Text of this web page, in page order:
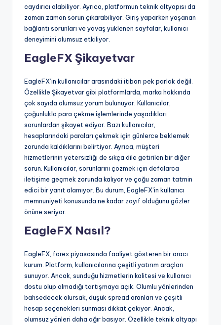
caydırıcı olabiliyor. Ayrıca, platformun teknik altyapısı da
zaman zaman sorun çıkarabiliyor. Giriş yaparken yaşanan
bağlantı sorunları ve yavaş yüklenen sayfalar, kullanıcı
deneyimini olumsuz etkiliyor.
EagleFX Şikayetvar
EagleFX’in kullanıcılar arasındaki itibarı pek parlak değil.
Özellikle Şikayetvar gibi platformlarda, marka hakkında
çok sayıda olumsuz yorum bulunuyor. Kullanıcılar,
çoğunlukla para çekme işlemlerinde yaşadıkları
sorunlardan şikayet ediyor. Bazı kullanıcılar,
hesaplarındaki paraları çekmek için günlerce beklemek
zorunda kaldıklarını belirtiyor. Ayrıca, müşteri
hizmetlerinin yetersizliği de sıkça dile getirilen bir diğer
sorun. Kullanıcılar, sorunlarını çözmek için defalarca
iletişime geçmek zorunda kalıyor ve çoğu zaman tatmin
edici bir yanıt alamıyor. Bu durum, EagleFX’in kullanıcı
memnuniyeti konusunda ne kadar zayıf olduğunu gözler
önüne seriyor.
EagleFX Nasıl?
EagleFX, forex piyasasında faaliyet gösteren bir aracı
kurum. Platform, kullanıcılarına çeşitli yatırım araçları
sunuyor. Ancak, sunduğu hizmetlerin kalitesi ve kullanıcı
dostu olup olmadığı tartışmaya açık. Olumlu yönlerinden
bahsedecek olursak, düşük spread oranları ve çeşitli
hesap seçenekleri sunması dikkat çekiyor. Ancak,
olumsuz yönleri daha ağır basıyor. Özellikle teknik altyapı